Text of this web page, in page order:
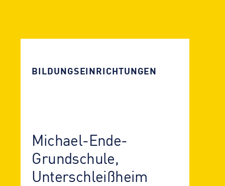
BILDUNGSEIN­RICHTUNGEN
Michael-Ende-
Grundschule,
Unterschleißheim